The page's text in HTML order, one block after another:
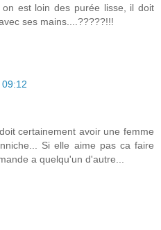
est loin des purée lisse, il doit
ses mains....?????!!!
certainement avoir une femme
Si elle aime pas ca faire
a quelqu'un d'autre...